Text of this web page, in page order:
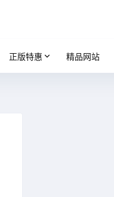
正版特惠 精品网站